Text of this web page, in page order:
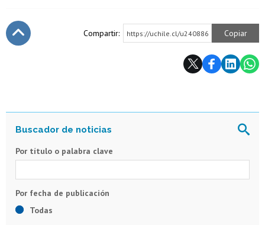
Compartir: https://uchile.cl/u240886 Copiar
Por título o palabra clave
Todas